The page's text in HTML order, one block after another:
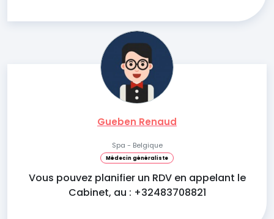
Gueben Renaud
Spa - Belgique
Médecin généraliste
Vous pouvez planifier un RDV en appelant le
Cabinet, au : +32483708821